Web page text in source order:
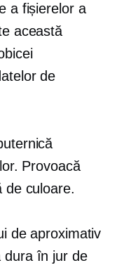
a fișierelor a
această
de
Provoacă
de culoare.
de aproximativ
dura în jur de